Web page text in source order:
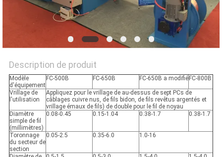
PLAN
PRIVACY
POLICY
Description de produit
Modèle
d'équipement
FC-500B FC-650B FC-650B a modifié FC-800B
Vrillage de
l'utilisation
Appliquez pour le vrillage de au-dessus de sept PCs de
câblages cuivre nus, de fils bidon, de fils revêtus argentés et
vrillage émaux de fils) de double pour le fil de noyau
Diamètre
simple de fil
(millimètres)
0.08-0.45 0.15-1.04 0.38-1.7 0.38-1.7
Toronnage
du secteur de
section
0.05-2.5 0.35-6.0 1.0-16